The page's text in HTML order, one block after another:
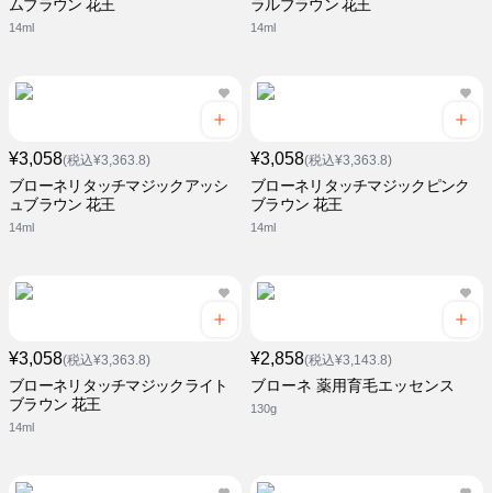
ムブラウン 花王
14ml
ラルブラウン 花王
14ml
¥3,058(税込¥3,363.8)
ブローネリタッチマジックアッシ
ュブラウン 花王
14ml
¥3,058(税込¥3,363.8)
ブローネリタッチマジックピンク
ブラウン 花王
14ml
¥3,058(税込¥3,363.8)
ブローネリタッチマジックライト
ブラウン 花王
14ml
¥2,858(税込¥3,143.8)
ブローネ 薬用育毛エッセンス
130g